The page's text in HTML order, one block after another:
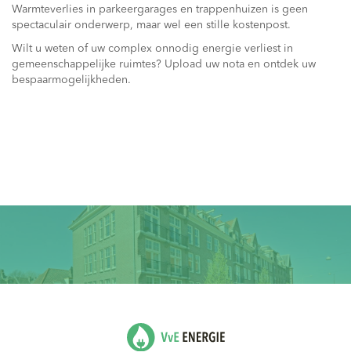
Warmteverlies in parkeergarages en trappenhuizen is geen
spectaculair onderwerp, maar wel een stille kostenpost.
Wilt u weten of uw complex onnodig energie verliest in
gemeenschappelijke ruimtes? Upload uw nota en ontdek uw
bespaarmogelijkheden.